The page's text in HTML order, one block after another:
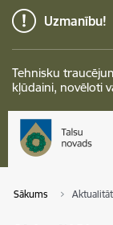
Uzmanību!
Tehnisku
kļūdaini, novēloti
Sākums